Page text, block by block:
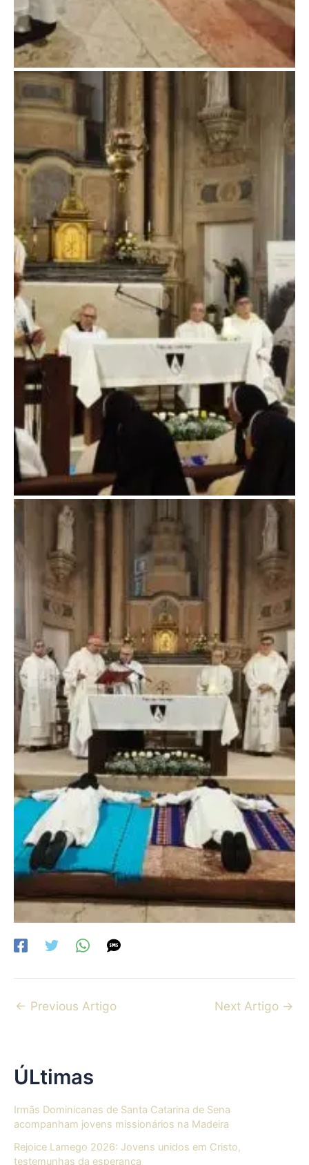
← Previous Artigo Next Artigo →
ÚLtimas
Irmãs Dominicanas de Santa Catarina de Sena
acompanham jovens missionários na Madeira
Rejoice Lamego 2026: Jovens unidos em Cristo,
testemunhas da esperança